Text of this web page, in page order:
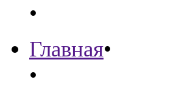
•
Главная•
•